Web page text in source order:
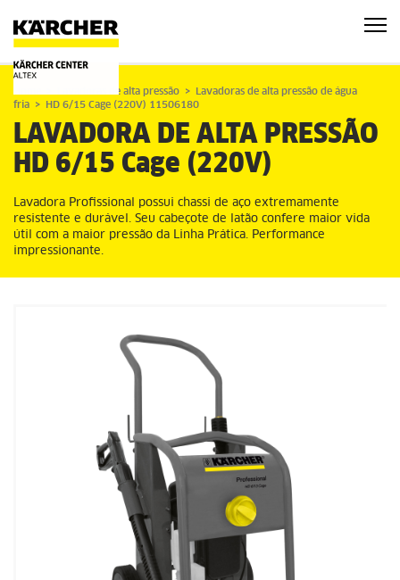
Lavadoras de alta pressão
Lavadoras de alta pressão de água
fria
HD 6/15 Cage (220V) 11506180
LAVADORA DE ALTA PRESSÃO
HD 6/15 Cage (220V)
Lavadora Profissional possui chassi de aço extremamente
resistente e durável. Seu cabeçote de latão confere maior vida
útil com a maior pressão da Linha Prática. Performance
impressionante.